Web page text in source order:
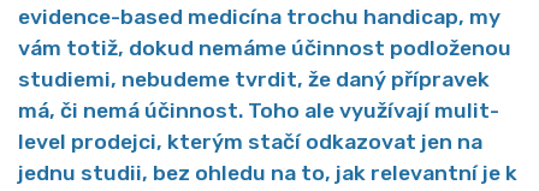
evidence-based medicína trochu handicap, my
vám totiž, dokud nemáme účinnost podloženou
studiemi, nebudeme tvrdit, že daný přípravek
má, či nemá účinnost. Toho ale využívají mulit-
level prodejci, kterým stačí odkazovat jen na
jednu studii, bez ohledu na to, jak relevantní je k